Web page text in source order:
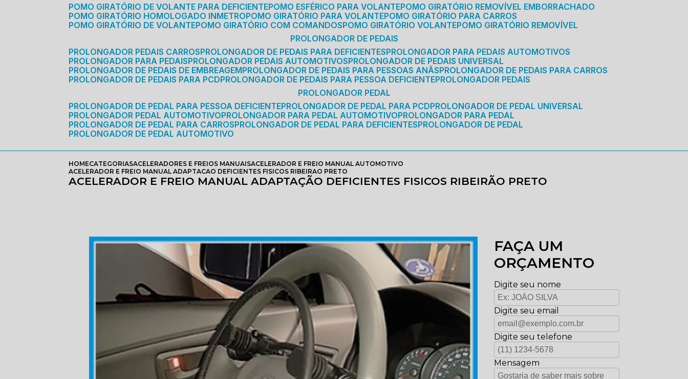
POMO GIRATÓRIO DE VOLANTE PARA DEFICIENTE POMO ESFÉRICO PARA VOLANTE POMO GIRATÓRIO REMOVÍVEL EMBORRACHADO
POMO GIRATÓRIO HOMOLOGADO INMETRO POMO GIRATÓRIO PARA VOLANTE POMO GIRATÓRIO PARA CARROS
POMO GIRATÓRIO DE VOLANTE POMO GIRATÓRIO COM COMANDOS POMO GIRATÓRIO VOLANTE POMO GIRATÓRIO REMOVÍVEL
PROLONGADOR DE PEDAIS
PROLONGADOR PEDAIS CARROS PROLONGADOR DE PEDAIS PARA DEFICIENTES PROLONGADOR PARA PEDAIS AUTOMOTIVOS
PROLONGADOR PARA PEDAIS PROLONGADOR PEDAIS AUTOMOTIVOS PROLONGADOR DE PEDAIS UNIVERSAL
PROLONGADOR DE PEDAIS DE EMBREAGEM PROLONGADOR DE PEDAIS PARA PESSOAS ANÃS PROLONGADOR DE PEDAIS PARA CARROS
PROLONGADOR DE PEDAIS PARA PCD PROLONGADOR DE PEDAIS PARA PESSOA DEFICIENTE PROLONGADOR PEDAIS
PROLONGADOR PEDAL
PROLONGADOR DE PEDAL PARA PESSOA DEFICIENTE PROLONGADOR DE PEDAL PARA PCD PROLONGADOR DE PEDAL UNIVERSAL
PROLONGADOR PEDAL AUTOMOTIVO PROLONGADOR PARA PEDAL AUTOMOTIVO PROLONGADOR PARA PEDAL
PROLONGADOR DE PEDAL PARA CARROS PROLONGADOR DE PEDAL PARA DEFICIENTES PROLONGADOR DE PEDAL
PROLONGADOR DE PEDAL AUTOMOTIVO
HOMECATEGORIASACELERADORES E FREIOS MANUAISACELERADOR E FREIO MANUAL AUTOMOTIVO
ACELERADOR E FREIO MANUAL ADAPTACAO DEFICIENTES FISICOS RIBEIRAO PRETO
ACELERADOR E FREIO MANUAL ADAPTAÇÃO DEFICIENTES FISICOS RIBEIRÃO PRETO
FAÇA UM
ORÇAMENTO
Digite seu nome
Digite seu email
Digite seu telefone
Mensagem